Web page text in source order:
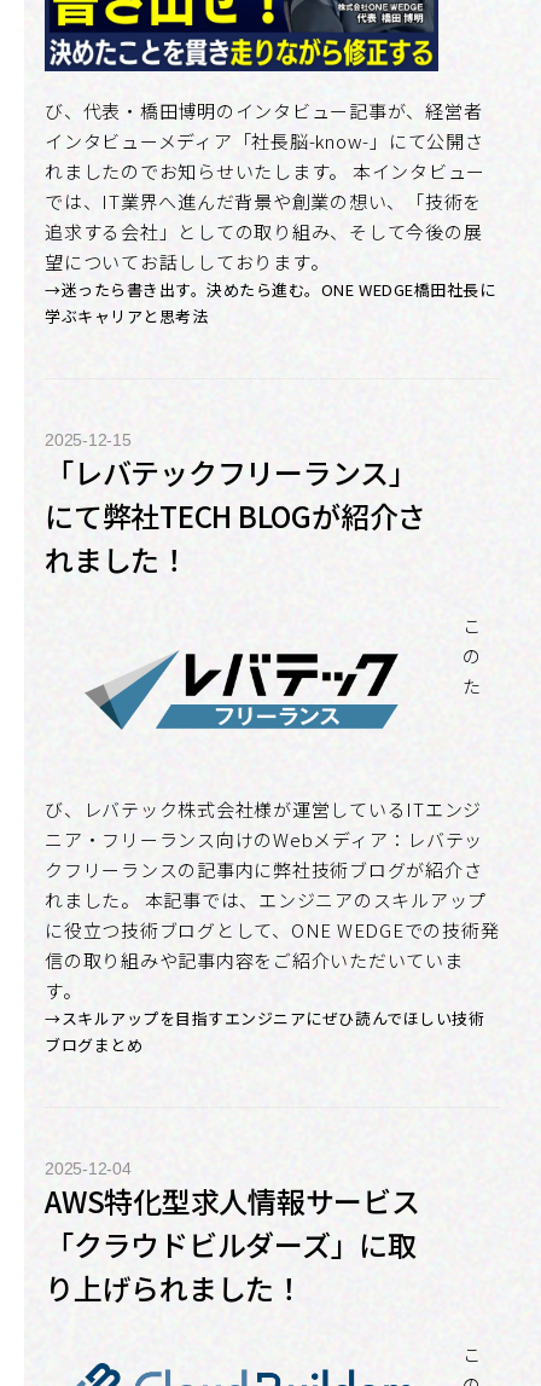
び、代表・橋田博明のインタビュー記事が、経営者
インタビューメディア「社長脳-know-」にて公開さ
れましたのでお知らせいたします。 本インタビュー
では、IT業界へ進んだ背景や創業の想い、「技術を
追求する会社」としての取り組み、そして今後の展
望についてお話ししております。
→迷ったら書き出す。決めたら進む。ONE WEDGE橋田社長に
学ぶキャリアと思考法
2025-12-15
「レバテックフリーランス」
にて弊社TECH BLOGが紹介さ
れました！
こ
の
た
び、レバテック株式会社様が運営しているITエンジ
ニア・フリーランス向けのWebメディア：レバテッ
クフリーランスの記事内に弊社技術ブログが紹介さ
れました。 本記事では、エンジニアのスキルアップ
に役立つ技術ブログとして、ONE WEDGEでの技術発
信の取り組みや記事内容をご紹介いただいていま
す。
→スキルアップを目指すエンジニアにぜひ読んでほしい技術
ブログまとめ
2025-12-04
AWS特化型求人情報サービス
「クラウドビルダーズ」に取
り上げられました！
こ